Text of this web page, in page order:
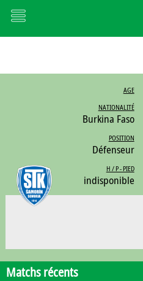
AGE
NATIONALITÉ
Burkina Faso
POSITION
Défenseur
H / P - PIED
indisponible
Matchs récents